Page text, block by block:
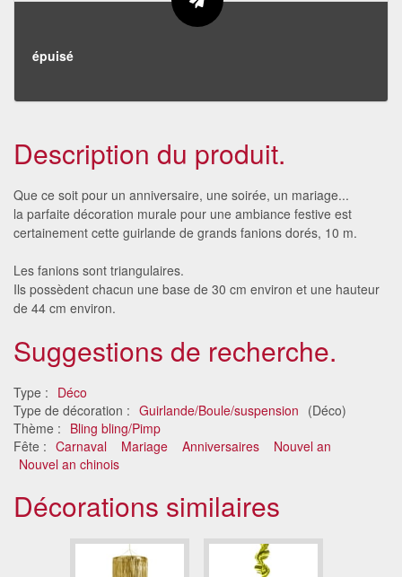
épuisé
Description du produit.
Que ce soit pour un anniversaire, une soirée, un mariage...
la parfaite décoration murale pour une ambiance festive est
certainement cette guirlande de grands fanions dorés, 10 m.
Les fanions sont triangulaires.
Ils possèdent chacun une base de 30 cm environ et une hauteur
de 44 cm environ.
Suggestions de recherche.
Type : Déco
Type de décoration : Guirlande/Boule/suspension (Déco)
Thème : Bling bling/Pimp
Fête : Carnaval Mariage Anniversaires
Nouvel an
Nouvel an chinois
Décorations similaires